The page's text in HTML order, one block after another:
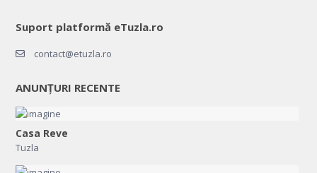
Suport platformă eTuzla.ro
contact@etuzla.ro
ANUNȚURI RECENTE
Casa Reve
Tuzla